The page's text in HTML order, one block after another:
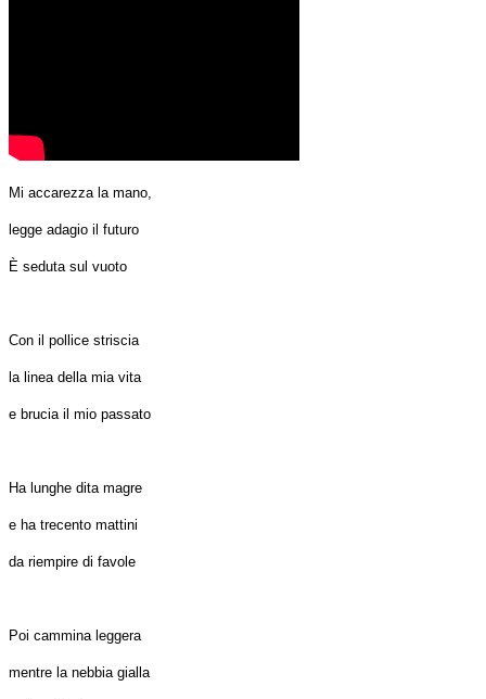
Mi accarezza la mano,
legge adagio il futuro
È seduta sul vuoto
Con il pollice striscia
la linea della mia vita
e brucia il mio passato
Ha lunghe dita magre
e ha trecento mattini
da riempire di favole
Poi cammina leggera
mentre la nebbia gialla